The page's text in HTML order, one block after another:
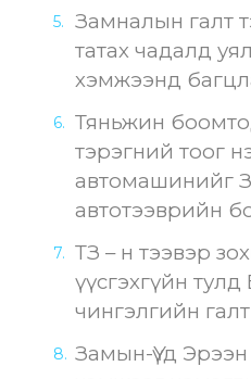
Замналын галт
татах чадалд
хэмжээнд
Тяньжин
тэрэгний тоог
автомашинийг
автотээврийн
ТЗ – н тээвэр
үүсгэхгүйн
чингэлгийн
Замын-Үүд